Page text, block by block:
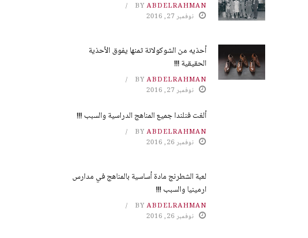
BY ABDELRAHMAN
نوفمبر 27, 2016
أحذيه من الشوكولاتة ثمنها يفوق الأحذية
الحقيقية !!!
BY ABDELRAHMAN
نوفمبر 27, 2016
ألغت فنلندا جميع المناهج الدراسية والسبب !!!
BY ABDELRAHMAN
نوفمبر 26, 2016
لعبة الشطرنج مادة أساسية بالمناهج في مدارس
ارمينيا والسبب !!!
BY ABDELRAHMAN
نوفمبر 26, 2016